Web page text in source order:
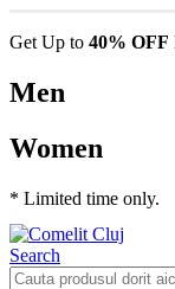
Get Up to 40% OFF
Men
Women
* Limited time only.
Search